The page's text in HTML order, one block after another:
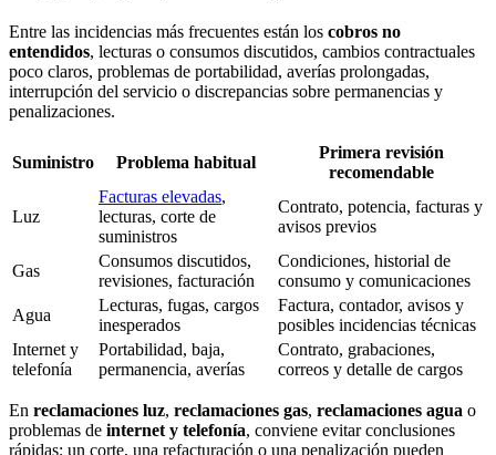
Entre las incidencias más frecuentes están los cobros no
entendidos, lecturas o consumos discutidos, cambios contractuales
poco claros, problemas de portabilidad, averías prolongadas,
interrupción del servicio o discrepancias sobre permanencias y
penalizaciones.
Suministro Problema habitual
Primera revisión
recomendable
Luz
Facturas elevadas,
lecturas, corte de
suministros
Contrato, potencia, facturas y
avisos previos
Gas
Consumos discutidos,
revisiones, facturación
Condiciones, historial de
consumo y comunicaciones
Agua
Lecturas, fugas, cargos
inesperados
Factura, contador, avisos y
posibles incidencias técnicas
Internet y
telefonía
Portabilidad, baja,
permanencia, averías
Contrato, grabaciones,
correos y detalle de cargos
En reclamaciones luz, reclamaciones gas, reclamaciones agua o
problemas de internet y telefonía, conviene evitar conclusiones
rápidas: un corte, una refacturación o una penalización pueden